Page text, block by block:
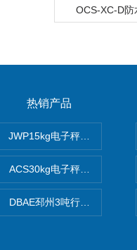
OCS-XC-D防
热销产品
JWP15kg电子秤价格,15公
ACS30kg电子秤价格,30公
DBAE邳州3吨行车电子吊秤